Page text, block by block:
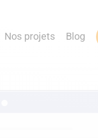
Nos projets Blog